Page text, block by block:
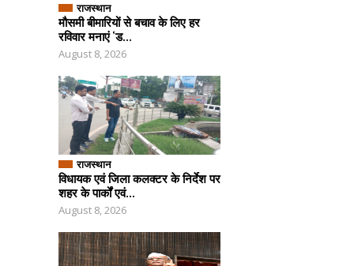
राजस्थान
मौसमी बीमारियों से बचाव के लिए हर
रविवार मनाएं ‘ड...
August 8, 2026
राजस्थान
विधायक एवं जिला कलक्टर के निर्देश पर
शहर के पार्कों एवं...
August 8, 2026